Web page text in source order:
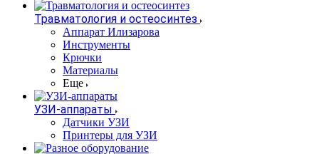
Травматология и остеосинтез
Аппарат Илизарова
Инструменты
Крючки
Материалы
Еще
УЗИ-аппараты
Датчики УЗИ
Принтеры для УЗИ